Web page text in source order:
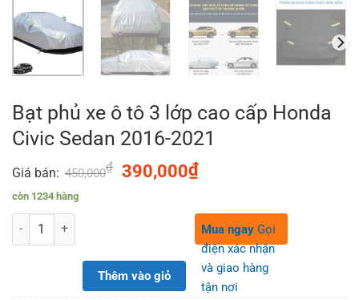
Bạt phủ xe ô tô 3 lớp cao cấp Honda
Civic Sedan 2016-2021
Giá bán: 450,000₫
Original
450,000₫.
390,000₫Current
390,000₫.
còn 1234 hàng
Số lượng
Thêm vào giỏ
Mua ngay Gọi
điện xác nhận
và giao hàng
tận nơi